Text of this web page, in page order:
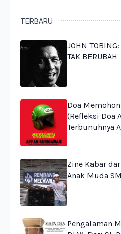
TERBARU
JOHN
TAK BERUBAH
Doa
(Refleksi Doa
Terbunuhnya
Zine Kabar
Anak Muda
Pengalaman